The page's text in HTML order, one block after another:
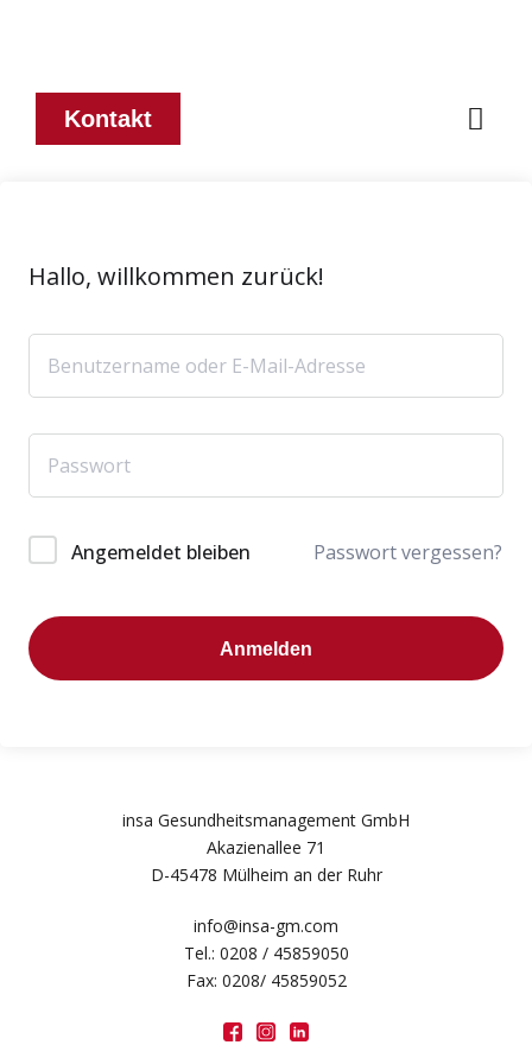
Kontakt
Hallo, willkommen zurück!
Angemeldet bleiben Passwort vergessen?
Anmelden
insa Gesundheitsmanagement GmbH
Akazienallee 71
D-45478 Mülheim an der Ruhr
info@insa-gm.com
Tel.: 0208 / 45859050
Fax: 0208/ 45859052